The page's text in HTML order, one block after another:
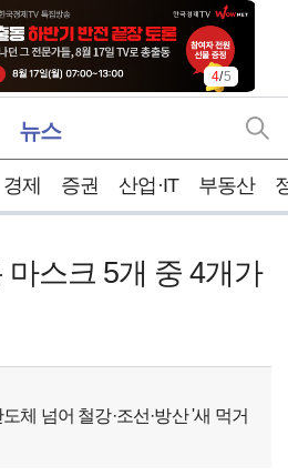
4/5
뉴스
경제 증권 산업·IT 부동산
마스크 5개 중 4개가
체 넘어 철강·조선·방산 '새 먹거